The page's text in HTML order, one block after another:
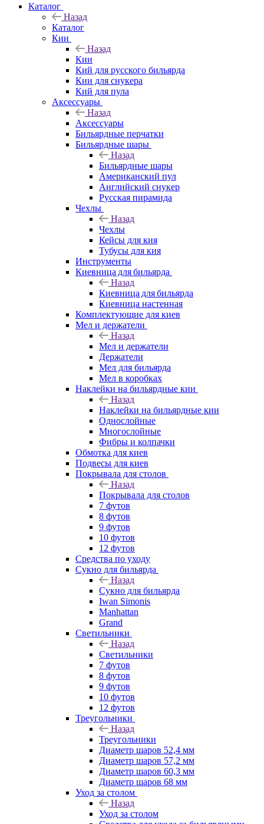
Каталог
Назад
Каталог
Кии
Назад
Кии
Кий для русского бильярда
Кии для снукера
Кий для пула
Аксессуары
Назад
Аксессуары
Бильярдные перчатки
Бильярдные шары
Назад
Бильярдные шары
Американский пул
Английский снукер
Русская пирамида
Чехлы
Назад
Чехлы
Кейсы для кия
Тубусы для кия
Инструменты
Киевница для бильярда
Назад
Киевница для бильярда
Киевница настенная
Комплектующие для киев
Мел и держатели
Назад
Мел и держатели
Держатели
Мел для бильярда
Мел в коробках
Наклейки на бильярдные кии
Назад
Наклейки на бильярдные кии
Однослойные
Многослойные
Фибры и колпачки
Обмотка для киев
Подвесы для киев
Покрывала для столов
Назад
Покрывала для столов
7 футов
8 футов
9 футов
10 футов
12 футов
Средства по уходу
Сукно для бильярда
Назад
Сукно для бильярда
Iwan Simonis
Manhattan
Grand
Светильники
Назад
Светильники
7 футов
8 футов
9 футов
10 футов
12 футов
Треугольники
Назад
Треугольники
Диаметр шаров 52,4 мм
Диаметр шаров 57,2 мм
Диаметр шаров 60,3 мм
Диаметр шаров 68 мм
Уход за столом
Назад
Уход за столом